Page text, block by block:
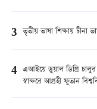
3 তৃতীয় ভাষা শিক্ষায় চীনা
4 এআইয়ে ডুয়াল ডিগ্রি
স্বাক্ষরে আগ্রহী ফুতান